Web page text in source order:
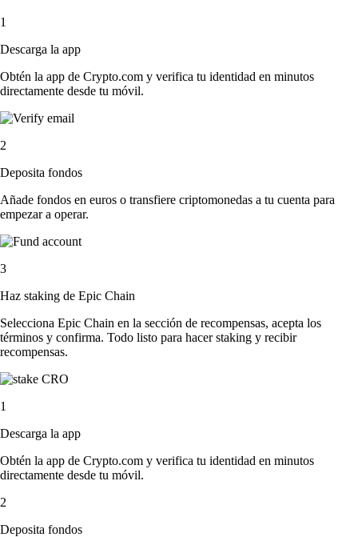
1
Descarga la app
Obtén la app de Crypto.com y verifica tu identidad en minutos
directamente desde tu móvil.
2
Deposita fondos
Añade fondos en euros o transfiere criptomonedas a tu cuenta para
empezar a operar.
3
Haz staking de Epic Chain
Selecciona Epic Chain en la sección de recompensas, acepta los
términos y confirma. Todo listo para hacer staking y recibir
recompensas.
1
Descarga la app
Obtén la app de Crypto.com y verifica tu identidad en minutos
directamente desde tu móvil.
2
Deposita fondos